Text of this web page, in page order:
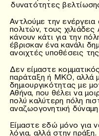
δυνατότητες
Αντλούμε την
πολιτών, τους
κάνουν κάτι για την
έβρισκαν ένα κανάλι
ανοιχτές υποθέσεις
Δεν είμαστε
παράταξη ή ΜKO, αλλά
δημιουργικότητας με
Αθήνα, που θέλει να
πολύ καλύτερη πόλη
αναζωογονητική
Είμαστε εδώ μόνο για
λόγια, αλλά στην